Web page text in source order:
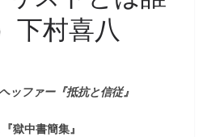
下村喜八
ファー『抵抗と信従』
獄中書簡集』